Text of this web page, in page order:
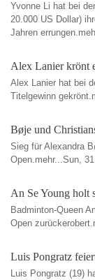
Yvonne Li hat bei
20.000 US Dollar)
Jahren
Alex Lanier krönt
Alex Lanier hat bei
Titelgewinn
Bøje und
Sieg für Alexandra
Open.mehr...Sun,
An Se Young holt
Badminton-Queen
Open
Luis Pongratz
Luis Pongratz (19)